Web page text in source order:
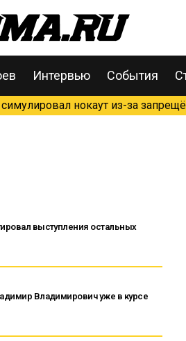
Интервью События
нокаут из-за
выступления остальных
Владимирович уже в курсе